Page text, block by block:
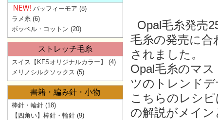
Opal毛糸発売
毛糸の発売に
されました。
Opal毛糸のマ
ツのトレンド
こちらのレシ
の解説がメイ
パッフィーモア (8)
ラメ糸 (6)
ボッベル・コットン (20)
ストレッチ毛糸
スイス【KFSオリジナルカラー】
(4)
メリノシルクソックス (5)
書籍・編み針・小物
棒針・輪針 (18)
【四角い】棒針・輪針 (9)